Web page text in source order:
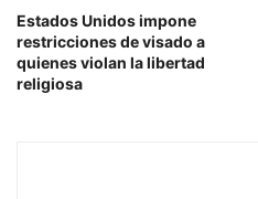
Estados Unidos impone
restricciones de visado a
quienes violan la libertad
religiosa